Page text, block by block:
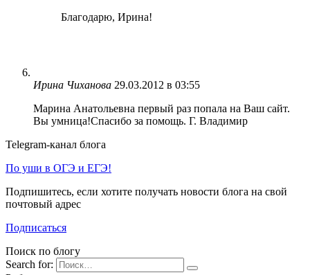
Благодарю, Ирина!
Ирина Чиханова 29.03.2012 в 03:55
Марина Анатольевна первый раз попала на Ваш сайт.
Вы умница!Спасибо за помощь. Г. Владимир
Telegram-канал блога
По уши в ОГЭ и ЕГЭ!
Подпишитесь, если хотите получать новости блога на свой
почтовый адрес
Подписаться
Поиск по блогу
Search for: